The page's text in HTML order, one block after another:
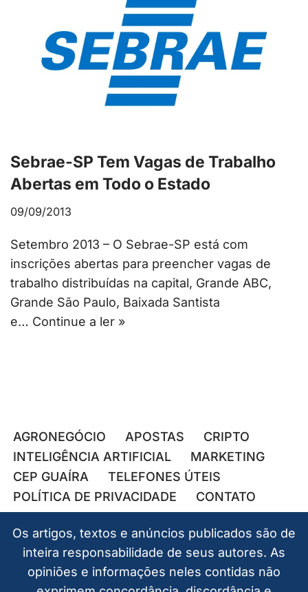
Sebrae-SP Tem Vagas de Trabalho
Abertas em Todo o Estado
09/09/2013
Setembro 2013 – O Sebrae-SP está com
inscrições abertas para preencher vagas de
trabalho distribuídas na capital, Grande ABC,
Grande São Paulo, Baixada Santista
e… Continue a ler »
AGRONEGÓCIO APOSTAS
CRIPTO
INTELIGÊNCIA ARTIFICIAL
MARKETING
CEP GUAÍRA
TELEFONES ÚTEIS
POLÍTICA DE PRIVACIDADE
CONTATO
Os artigos, textos e anúncios publicados são de
inteira responsabilidade de seus autores. As
opiniões e informações neles contidas não